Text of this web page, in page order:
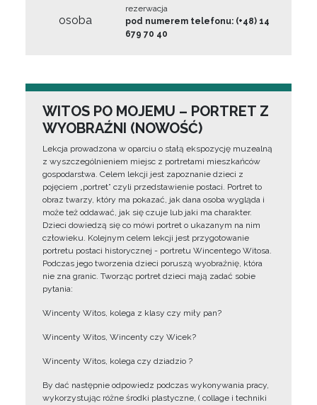
osoba
rezerwacja
pod numerem telefonu: (+48) 14
679 70 40
WITOS PO MOJEMU – PORTRET Z
WYOBRAŹNI (NOWOŚĆ)
Lekcja prowadzona w oparciu o stałą ekspozycję muzealną
z wyszczególnieniem miejsc z portretami mieszkańców
gospodarstwa. Celem lekcji jest zapoznanie dzieci z
pojęciem „portret” czyli przedstawienie postaci. Portret to
obraz twarzy, który ma pokazać, jak dana osoba wygląda i
może też oddawać, jak się czuje lub jaki ma charakter.
Dzieci dowiedzą się co mówi portret o ukazanym na nim
człowieku. Kolejnym celem lekcji jest przygotowanie
portretu postaci historycznej - portretu Wincentego Witosa.
Podczas jego tworzenia dzieci poruszą wyobraźnię, która
nie zna granic. Tworząc portret dzieci mają zadać sobie
pytania:
Wincenty Witos, kolega z klasy czy miły pan?
Wincenty Witos, Wincenty czy Wicek?
Wincenty Witos, kolega czy dziadzio ?
By dać następnie odpowiedz podczas wykonywania pracy,
wykorzystując różne środki plastyczne, ( collage i techniki